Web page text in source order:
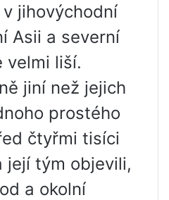
v jihovýchodní
Asii a severní
velmi liší.
jiní než jejich
prostého
čtyřmi tisíci
její tým objevili,
a okolní